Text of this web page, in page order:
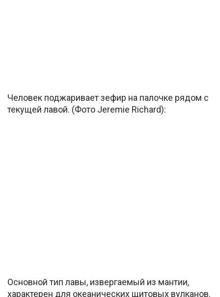
Человек поджаривает зефир на палочке рядом с
текущей лавой. (Фото Jeremie Richard):
Основной тип лавы, извергаемый из мантии,
характерен для океанических щитовых вулканов.